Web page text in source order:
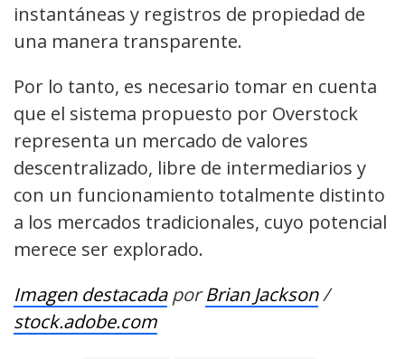
instantáneas y registros de propiedad de
una manera transparente.
Por lo tanto, es necesario tomar en cuenta
que el sistema propuesto por Overstock
representa un mercado de valores
descentralizado, libre de intermediarios y
con un funcionamiento totalmente distinto
a los mercados tradicionales, cuyo potencial
merece ser explorado.
Imagen destacadaporBrian Jackson/
stock.adobe.com